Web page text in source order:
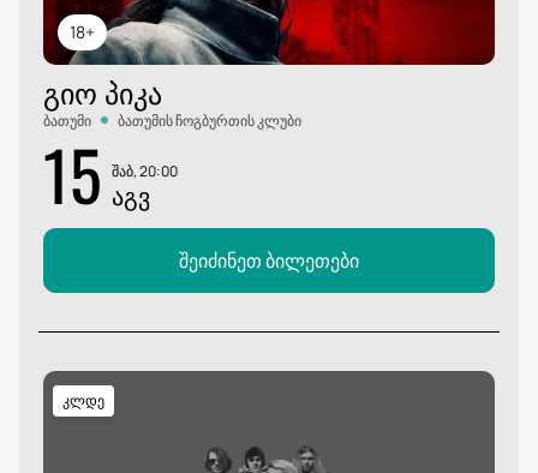
18+
ᲒᲘᲝ ᲞᲘᲙᲐ
ბათუმი ბათუმის ჩოგბურთის კლუბი
15 შაბ, 20:00
ᲐᲒᲕ
შეიძინეთ ბილეთები
კლდე